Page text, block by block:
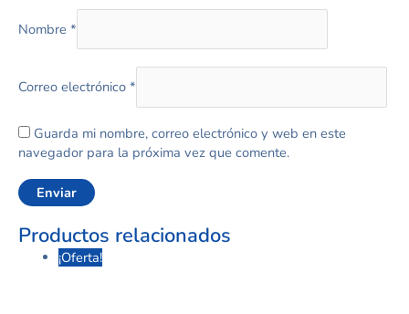
Nombre *
Correo electrónico *
Guarda mi nombre, correo electrónico y web en este
navegador para la próxima vez que comente.
Productos relacionados
¡Oferta!